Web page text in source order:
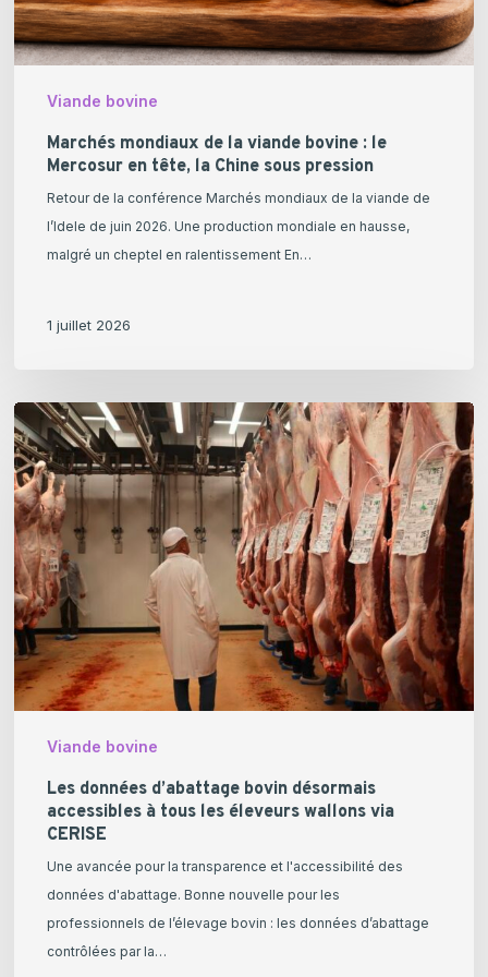
Viande bovine
en
tête,
Chine
pression
Marchés mondiaux de la viande bovine : le
Mercosur en tête, la Chine sous pression
Retour de la conférence Marchés mondiaux de la viande de
l’Idele de juin 2026. Une production mondiale en hausse,
malgré un cheptel en ralentissement En…
1 juillet 2026
Viande bovine
Les
données
d’abattage
bovin
désormais
accessibles
à
tous
les
éleveurs
wallons
CERISE
Les données d’abattage bovin désormais
accessibles à tous les éleveurs wallons via
CERISE
Une avancée pour la transparence et l'accessibilité des
données d'abattage. Bonne nouvelle pour les
professionnels de l’élevage bovin : les données d’abattage
contrôlées par la…